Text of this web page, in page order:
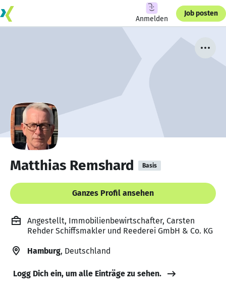
Anmelden
Job posten
Matthias Remshard Basis
Ganzes Profil ansehen
Angestellt, Immobilienbewirtschafter, Carsten
Rehder Schiffsmakler und Reederei GmbH & Co. KG
Hamburg, Deutschland
Logg Dich ein, um alle Einträge zu sehen.